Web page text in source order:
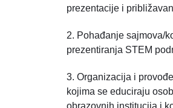
prezentacije i
2. Pohađanje sajmova/
prezentiranja STEM
3. Organizacija i
kojima se educiraju
obrazovnih institucija i